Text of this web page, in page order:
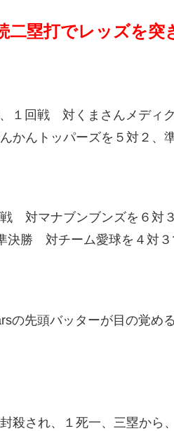
塁打でレッズを突
１回戦 対くまさんメディ
かんトッパーズを５対２、
戦 対マナブンブンズを６
決勝 対チーム愛球を４対３
の先頭バッターが目の覚め
殺され、１死一、三塁から